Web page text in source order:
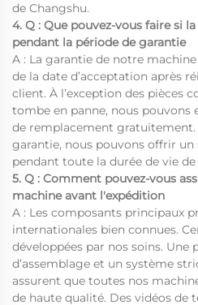
de Changshu.
4. Q : Que pouvez-vous faire si
pendant la période de garantie
A : La garantie de notre
de la date d’acceptation après
client. À l’exception des pièces
tombe en panne, nous pouvons
de remplacement gratuitement.
garantie, nous pouvons offrir
pendant toute la durée de vie de
5. Q : Comment pouvez-vous
machine avant l'expédition
A : Les composants principaux
internationales bien connues.
développées par nos soins. Une
d’assemblage et un système
assurent que toutes nos
de haute qualité. Des vidéos de